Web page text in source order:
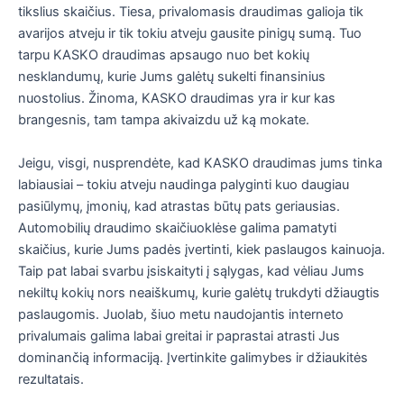
tikslius skaičius. Tiesa, privalomasis draudimas galioja tik
avarijos atveju ir tik tokiu atveju gausite pinigų sumą. Tuo
tarpu KASKO draudimas apsaugo nuo bet kokių
nesklandumų, kurie Jums galėtų sukelti finansinius
nuostolius. Žinoma, KASKO draudimas yra ir kur kas
brangesnis, tam tampa akivaizdu už ką mokate.
Jeigu, visgi, nusprendėte, kad KASKO draudimas jums tinka
labiausiai – tokiu atveju naudinga palyginti kuo daugiau
pasiūlymų, įmonių, kad atrastas būtų pats geriausias.
Automobilių draudimo skaičiuoklėse galima pamatyti
skaičius, kurie Jums padės įvertinti, kiek paslaugos kainuoja.
Taip pat labai svarbu įsiskaityti į sąlygas, kad vėliau Jums
nekiltų kokių nors neaiškumų, kurie galėtų trukdyti džiaugtis
paslaugomis. Juolab, šiuo metu naudojantis interneto
privalumais galima labai greitai ir paprastai atrasti Jus
dominančią informaciją. Įvertinkite galimybes ir džiaukitės
rezultatais.